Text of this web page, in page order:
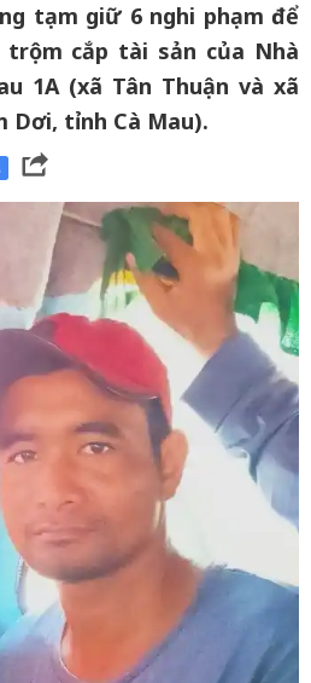
tạm giữ 6 nghi phạm để
cắp tài sản của Nhà
1A (xã Tân Thuận và xã
Dơi, tỉnh Cà Mau).